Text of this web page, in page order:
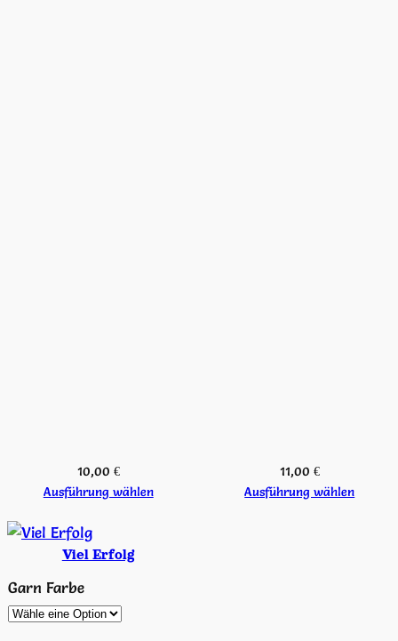
10,00 €
Ausführung wählen
11,00 €
Ausführung wählen
Viel Erfolg
Garn Farbe